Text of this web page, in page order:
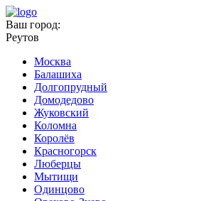
Ваш город:
Реутов
Москва
Балашиха
Долгопрудный
Домодедово
Жуковский
Коломна
Королёв
Красногорск
Люберцы
Мытищи
Одинцово